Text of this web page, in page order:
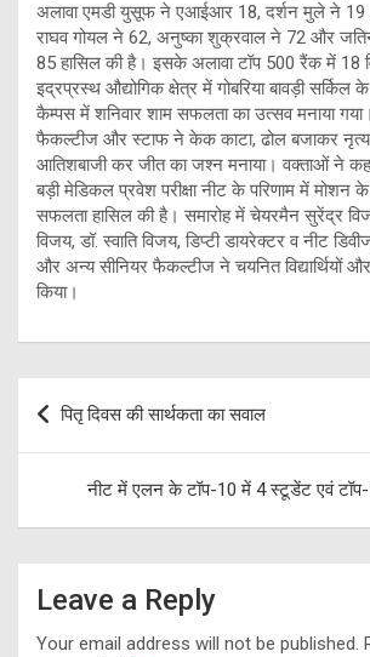
अलावा एमडी युसूफ ने एआईआर 18, दर्शन मुले ने 19
राघव गोयल ने 62, अनुष्का शुक्रवाल ने 72 और
85 हासिल की है। इसके अलावा टॉप 500 रैंक में 18
इद्रप्रस्थ औद्योगिक क्षेत्र में गोबरिया बावड़ी सर्किल
कैम्पस में शनिवार शाम सफलता का उत्सव मनाया गया।
फैकल्टीज और स्टाफ ने केक काटा, ढोल बजाकर
आतिशबाजी कर जीत का जश्न मनाया। वक्ताओं ने
बड़ी मेडिकल प्रवेश परीक्षा नीट के परिणाम में मोशन के
सफलता हासिल की है। समारोह में चेयरमैन सुरेंद्र
विजय, डॉ. स्वाति विजय, डिप्टी डायरेक्टर व नीट
और अन्य सीनियर फैकल्टीज ने चयनित विद्यार्थियों
किया।
Post
navigation
पितृ दिवस की सार्थकता का सवाल
नीट में एलन के टॉप-10 में 4 स्टूडेंट एवं
Leave a Reply
Your email address will not be published.